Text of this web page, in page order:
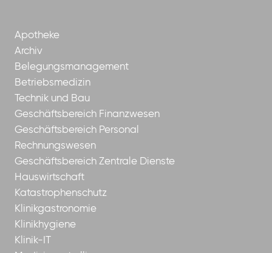
Apotheke
Archiv
Belegungsmanagement
Betriebsmedizin
Technik und Bau
Geschäftsbereich Finanzwesen
Geschäftsbereich Personal
Rechnungswesen
Geschäftsbereich Zentrale Dienste
Hauswirtschaft
Katastrophenschutz
Klinikgastronomie
Klinikhygiene
Klinik-IT